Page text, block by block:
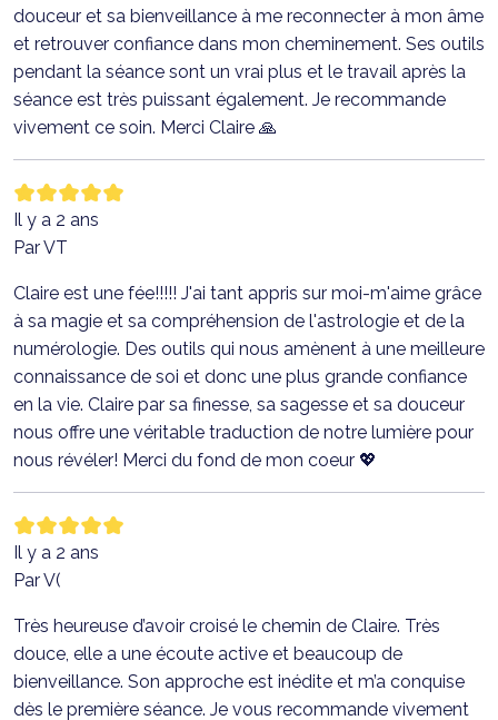
douceur et sa bienveillance à me reconnecter à mon âme
et retrouver confiance dans mon cheminement. Ses outils
pendant la séance sont un vrai plus et le travail après la
séance est très puissant également. Je recommande
vivement ce soin. Merci Claire 🙏
Il y a 2 ans
Par VT
Claire est une fée!!!!! J'ai tant appris sur moi-m'aime grâce
à sa magie et sa compréhension de l'astrologie et de la
numérologie. Des outils qui nous amènent à une meilleure
connaissance de soi et donc une plus grande confiance
en la vie. Claire par sa finesse, sa sagesse et sa douceur
nous offre une véritable traduction de notre lumière pour
nous révéler! Merci du fond de mon coeur 💖
Il y a 2 ans
Par V(
Très heureuse d’avoir croisé le chemin de Claire. Très
douce, elle a une écoute active et beaucoup de
bienveillance. Son approche est inédite et m’a conquise
dès le première séance. Je vous recommande vivement